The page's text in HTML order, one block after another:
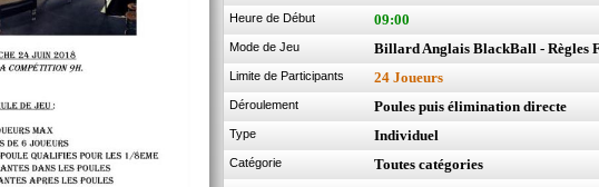
Heure de Début 09:00
Mode de Jeu Billard Anglais BlackBall - Règles
Limite de Participants 24 Joueurs
Déroulement Poules puis élimination directe
Type Individuel
Catégorie Toutes catégories